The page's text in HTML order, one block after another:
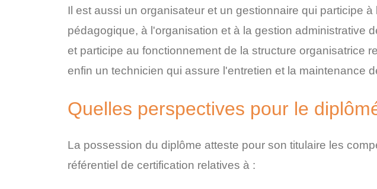
Il est aussi un organisateur et un gestionnaire qui participe
pédagogique, à l'organisation et à la gestion administrative
et participe au fonctionnement de la structure organisatrice
enfin un technicien qui assure l'entretien et la maintenance
Quelles perspectives pour le
La possession du diplôme atteste pour son titulaire les
référentiel de certification relatives à :